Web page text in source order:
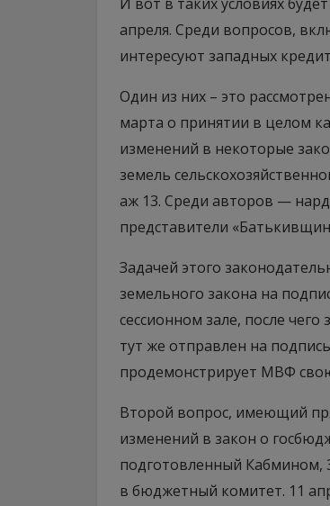
апреля. Среди вопросов,
интересуют западных
Один из них – это
марта о принятии в целом
изменений в некоторые
земель
аж 13. Среди авторов —
представители
Задачей этого
земельного закона на
сессионном зале, после
тут же отправлен на
продемонстрирует МВФ
Второй вопрос, имеющий
изменений в закон о
подготовленный Кабмином,
в бюджетный комитет. 11